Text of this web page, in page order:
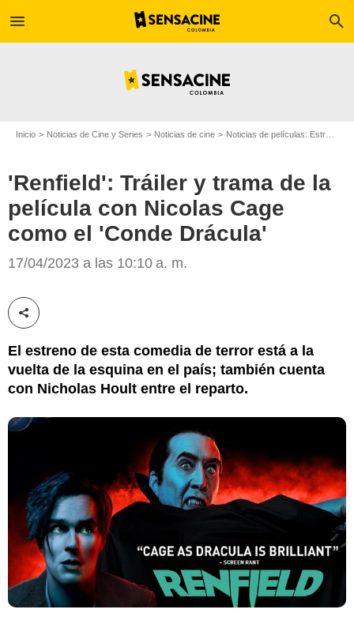
menu search
Inicio Noticias de Cine y Series Noticias de cine Noticias de películas: Estreno de película
'Renfield': Tráiler y trama de la
película con Nicolas Cage
como el 'Conde Drácula'
17/04/2023 a las 10:10 a. m.
Compartir esta noticia
El estreno de esta comedia de terror está a la
vuelta de la esquina en el país; también cuenta
con Nicholas Hoult entre el reparto.
'Renfield', película/Foto: Universal Pictures.